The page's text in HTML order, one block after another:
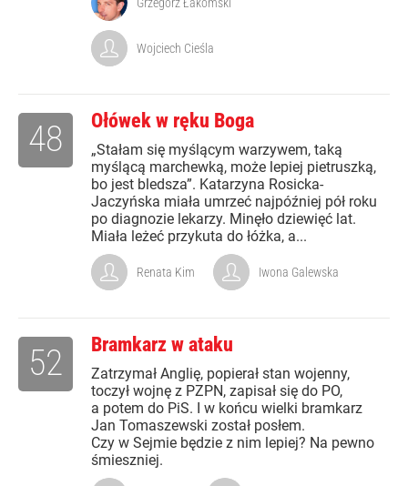
Wojciech Cieśla
Ołówek w ręku Boga
„Stałam się myślącym warzywem, taką
myślącą marchewką, może lepiej pietruszką,
bo jest bledsza”. Katarzyna Rosicka-
Jaczyńska miała umrzeć najpóźniej pół roku
po diagnozie lekarzy. Minęło dziewięć lat.
Miała leżeć przykuta do łóżka, a...
48
Renata Kim Iwona Galewska
Bramkarz w ataku
Zatrzymał Anglię, popierał stan wojenny,
toczył wojnę z PZPN, zapisał się do PO,
a potem do PiS. I w końcu wielki bramkarz
Jan Tomaszewski został posłem.
Czy w Sejmie będzie z nim lepiej? Na pewno
śmieszniej.
52